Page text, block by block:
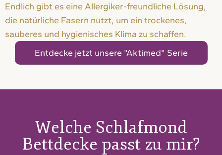
Endlich gibt es eine Allergiker-freundliche Lösung,
die natürliche Fasern nutzt, um ein trockenes,
sauberes und hygienisches Klima zu schaffen.
Entdecke jetzt unsere "Aktimed" Serie
Welche Schlafmond
Bettdecke passt zu mir?